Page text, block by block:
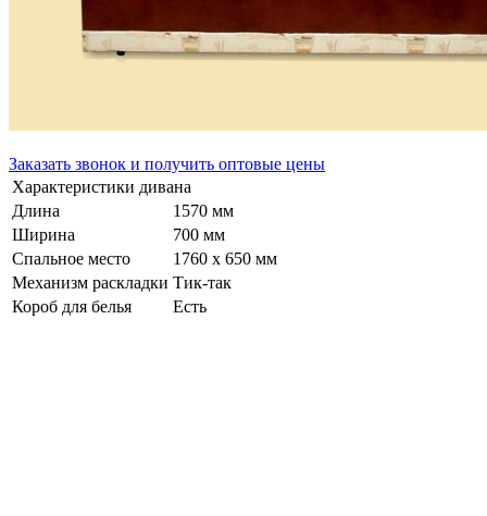
Заказать звонок и получить оптовые цены
Характеристики дивана
Длина
1570 мм
Ширина
700 мм
Спальное место
1760 х 650 мм
Механизм раскладки Тик-так
Короб для белья
Есть